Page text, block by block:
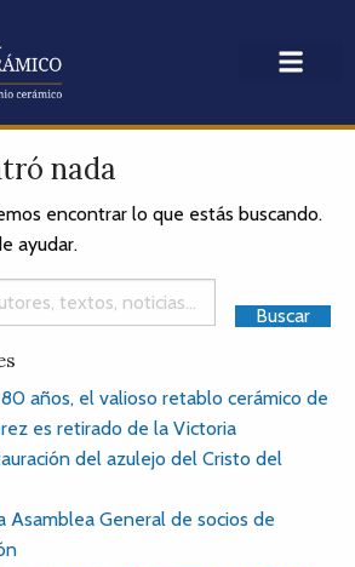
nada
encontrar lo que estás buscando.
ayudar.
años, el valioso retablo cerámico de
es retirado de la Victoria
del azulejo del Cristo del
Asamblea General de socios de